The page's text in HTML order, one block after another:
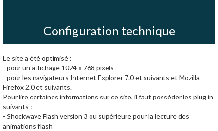
Configuration technique
Le site a été optimisé :
- pour un affichage 1024 x 768 pixels
- pour les navigateurs Internet Explorer 7.0 et suivants et Mozilla
Firefox 2.0 et suivants.
Pour lire certaines informations sur ce site, il faut posséder les plug in
suivants :
- Shockwave Flash version 3 ou supérieure pour la lecture des
animations flash